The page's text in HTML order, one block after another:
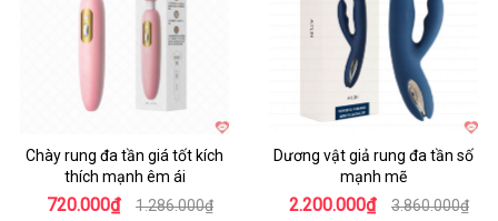
Chày rung đa tần giá tốt kích
thích mạnh êm ái
720.000₫ 1.286.000₫
Dương vật giả rung đa tần số
mạnh mẽ
2.200.000₫ 3.860.000₫